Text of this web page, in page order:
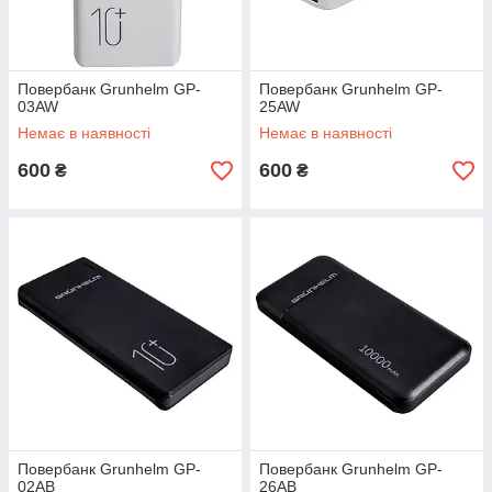
Повербанк Grunhelm GP-
03AW
Немає в наявності
600 ₴
Повербанк Grunhelm GP-
25AW
Немає в наявності
600 ₴
Повербанк Grunhelm GP-
02AB
Повербанк Grunhelm GP-
26AB